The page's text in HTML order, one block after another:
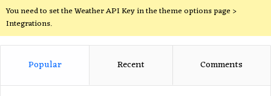
You need to set the Weather API Key in the theme options page >
Integrations.
Popular Recent Comments